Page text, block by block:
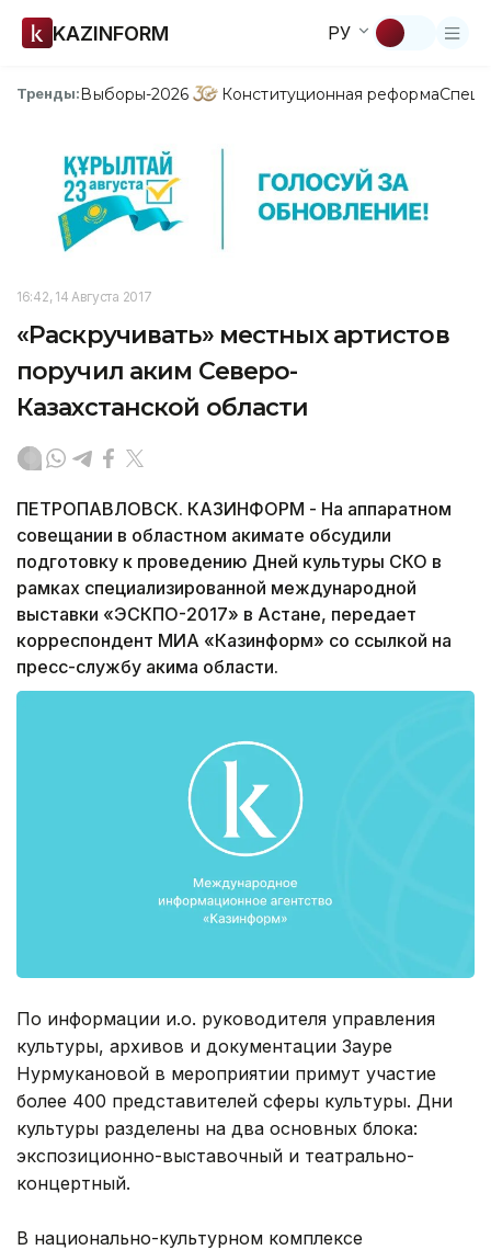
KAZINFORM РУ
Тренды:Выборы-2026 Конституционная реформа
16:42, 14 Августа 2017
«Раскручивать» местных артистов
поручил аким Северо-
Казахстанской области
ПЕТРОПАВЛОВСК. КАЗИНФОРМ - На аппаратном
совещании в областном акимате обсудили
подготовку к проведению Дней культуры СКО в
рамках специализированной международной
выставки «ЭСКПО-2017» в Астане, передает
корреспондент МИА «Казинформ» со ссылкой на
пресс-службу акима области.
По информации и.о. руководителя управления
культуры, архивов и документации Зауре
Нурмукановой в мероприятии примут участие
более 400 представителей сферы культуры. Дни
культуры разделены на два основных блока:
экспозиционно-выставочный и театрально-
концертный.
В национально-культурном комплексе